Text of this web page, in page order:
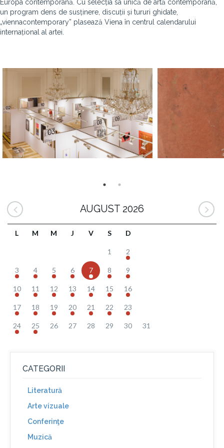
Europa contemporană. Cu selecția sa unică de artă contemporană,
un program dens de susținere, discuții și tururi ghidate,
„viennacontemporary” plasează Viena în centrul calendarului
internațional al artei.
AUGUST 2026
L M M J V S D
1 2
3 4 5 6 7 8 9
10 11 12 13 14 15 16
17 18 19 20 21 22 23
24 25 26 27 28 29 30 31
CATEGORII
Literatură
Arte vizuale
Conferinţe
Muzică